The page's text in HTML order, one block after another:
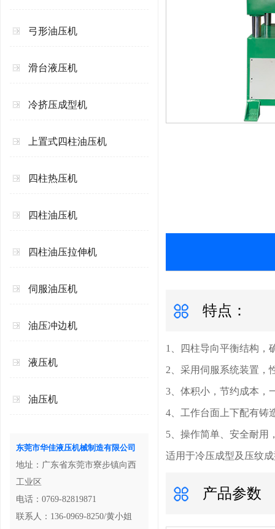
弓形油压机
滑台液压机
冷挤压成型机
上置式四柱油压机
四柱热压机
四柱油压机
四柱油压拉伸机
伺服油压机
油压冲边机
液压机
油压机
东莞市华佳液压机械制造有限公司
地址：广东省东莞市寮步镇向西
工业区
电话：0769-82819871
联系人：136-0969-8250/黄小姐
特点：
1、四柱导向平衡结构，
2、采用伺服系统装置，
3、体积小，节约成本，
4、工作台面上下配有铸
5、操作简单、安全耐用
适用于冷压成型及压纹
产品参数